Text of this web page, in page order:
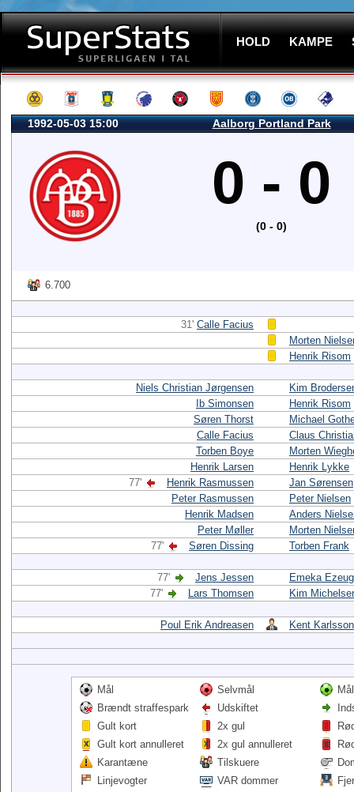
HOLD KAMPE
1992-05-03 15:00 Aalborg Portland Park
0 - 0
(0 - 0)
6.700
31' Calle Facius
Morten
Henrik Risom
Niels Christian Jørgensen
Kim
Ib Simonsen
Henrik Risom
Søren Thorst
Michael
Calle Facius
Claus
Torben Boye
Morten
Henrik Larsen
Henrik Lykke
77'
Henrik Rasmussen
Jan Sørensen
Peter Rasmussen
Peter Nielsen
Henrik Madsen
Anders
Peter Møller
Morten
77'
Søren Dissing Torben Frank
77' Jens Jessen
Emeka
77'
Lars Thomsen Kim
Poul Erik Andreasen Kent Karlsson
Mål Selvmål
Brændt straffespark
Udskiftet
Gult kort
2x gul
Gult kort annulleret
2x gul annulleret
Karantæne
Tilskuere
Linjevogter
VAR dommer